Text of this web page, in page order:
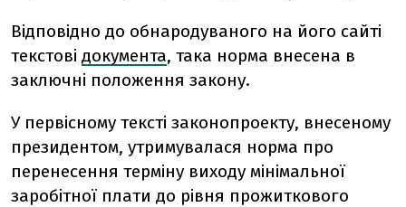
Відповідно до обнародуваного на його сайті
текстові документа, така норма внесена в
заключні положення закону.
У первісному тексті законопроекту, внесеному
президентом, утримувалася норма про
перенесення терміну виходу мінімальної
заробітної плати до рівня прожиткового